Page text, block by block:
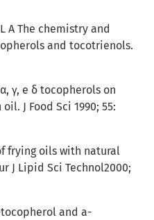
A The chemistry and
and tocotrienols.
γ, e δ tocopherols on
J Food Sci 1990; 55:
frying oils with natural
J Lipid Sci Technol2000;
and a-